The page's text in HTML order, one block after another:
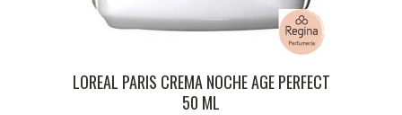
LOREAL PARIS CREMA NOCHE AGE PERFECT
50 ML